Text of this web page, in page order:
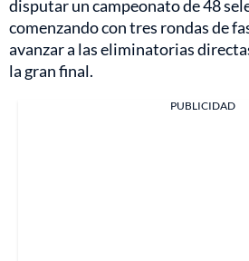
disputar un campeonato de 48
comenzando con tres rondas de
avanzar a las eliminatorias
la gran final.
PUBLICIDAD